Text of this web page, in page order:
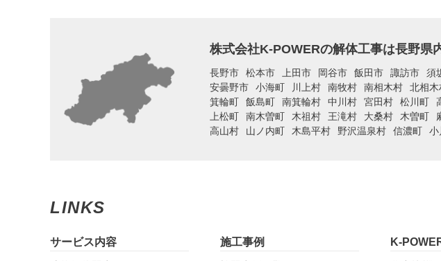
株式会社K-POWERの解体工事は長野県
長野市 松本市 上田市 岡谷市 飯田市 諏訪市 須
安曇野市
小海町 川上村 南牧村 南相木村 北相木
箕輪町
飯島町 南箕輪村 中川村 宮田村 松川町
上松町
南木曽町 木祖村 王滝村 大桑村 木曽町
高山村
山ノ内町 木島平村 野沢温泉村 信濃町 小
LINKS
サービス内容
施工事例
K-